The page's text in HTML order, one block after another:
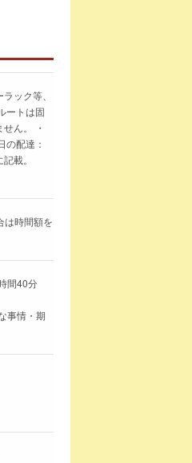
ック等、
ートは固
ん。 ・
配達：
載。
は時間額を
間40分
事情・期